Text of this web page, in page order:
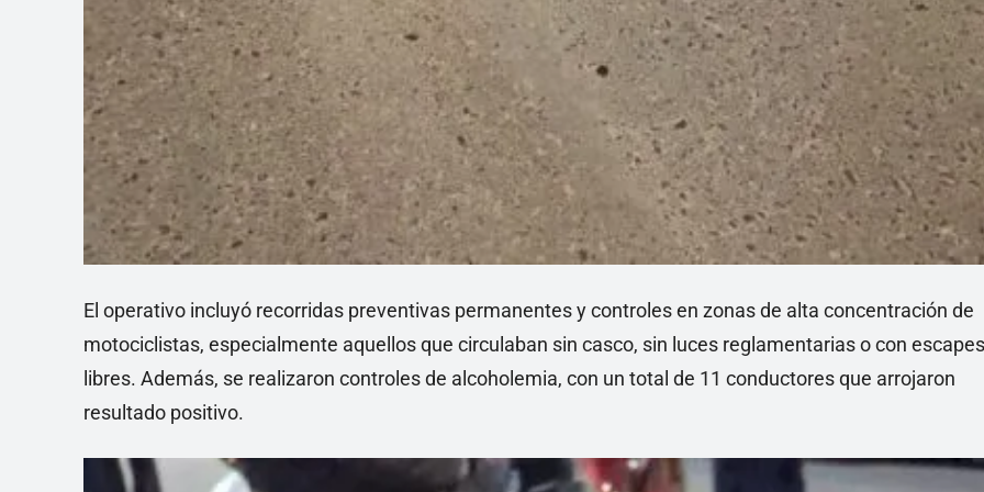
El operativo incluyó recorridas preventivas permanentes y controles en zonas de alta concentración de
motociclistas, especialmente aquellos que circulaban sin casco, sin luces reglamentarias o con escapes
libres. Además, se realizaron controles de alcoholemia, con un total de 11 conductores que arrojaron
resultado positivo.